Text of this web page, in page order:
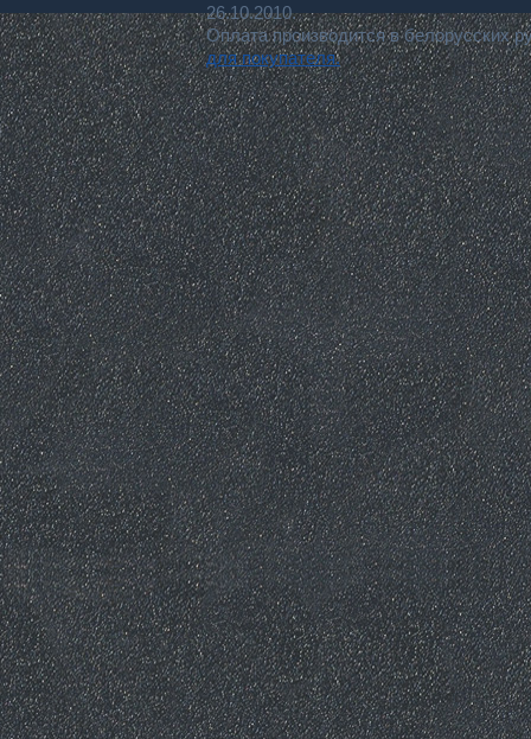
26.10.2010.
Оплата производится в белорусских
для покупателя.